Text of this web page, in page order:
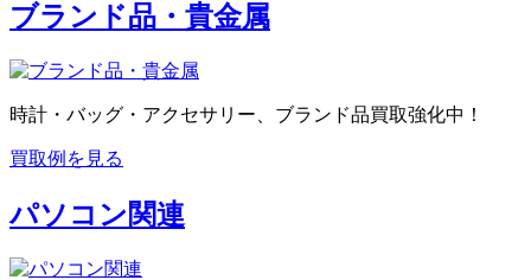
ブランド品・貴金属
時計・バッグ・アクセサリー、ブランド品買取強化中！
買取例を見る
パソコン関連